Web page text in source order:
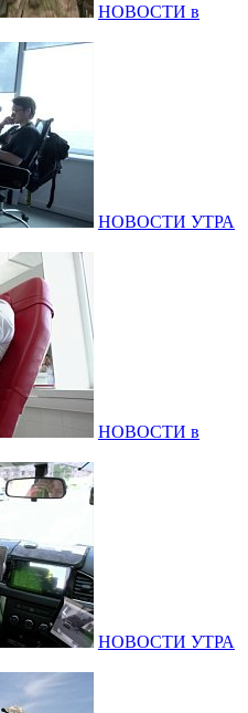
НОВОСТИ в
НОВОСТИ УТРА
НОВОСТИ в
НОВОСТИ УТРА